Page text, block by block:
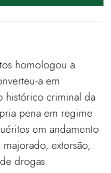
homologou a
a em
histórico criminal da
pena em regime
em andamento
extorsão,
drogas.